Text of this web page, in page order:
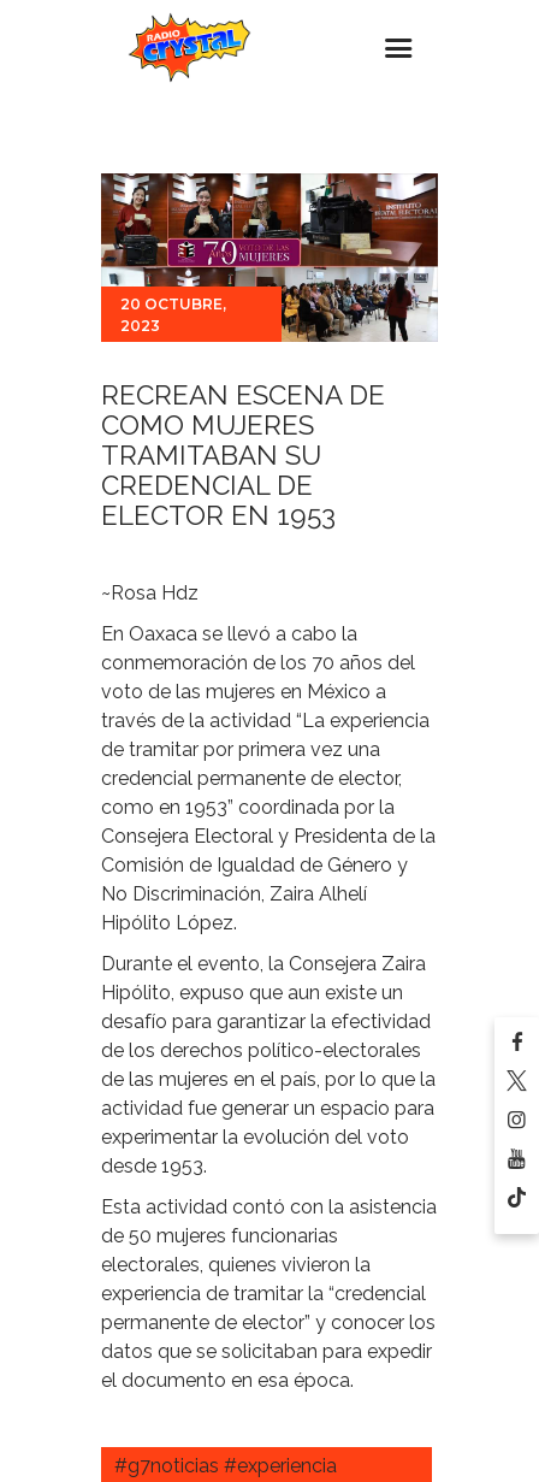
Estaciones
Eventos
Promociones
Noticias
Contacto
20 OCTUBRE,
2023
RECREAN ESCENA DE
COMO MUJERES
TRAMITABAN SU
CREDENCIAL DE
ELECTOR EN 1953
~Rosa Hdz
En Oaxaca se llevó a cabo la
conmemoración de los 70 años del
voto de las mujeres en México a
través de la actividad “La experiencia
de tramitar por primera vez una
credencial permanente de elector,
como en 1953” coordinada por la
Consejera Electoral y Presidenta de la
Comisión de Igualdad de Género y
No Discriminación, Zaira Alhelí
Hipólito López.
Durante el evento, la Consejera Zaira
Hipólito, expuso que aun existe un
desafío para garantizar la efectividad
de los derechos político-electorales
de las mujeres en el país, por lo que la
actividad fue generar un espacio para
experimentar la evolución del voto
desde 1953.
Esta actividad contó con la asistencia
de 50 mujeres funcionarias
electorales, quienes vivieron la
experiencia de tramitar la “credencial
permanente de elector” y conocer los
datos que se solicitaban para expedir
el documento en esa época.
#g7noticias #experiencia